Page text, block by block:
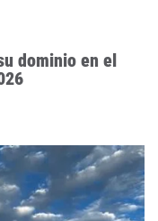
dominio en el